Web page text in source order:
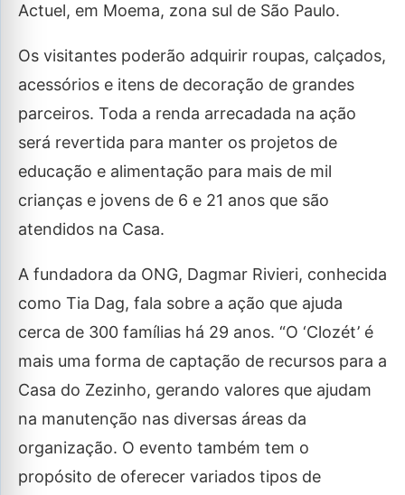
Actuel, em Moema, zona sul de São Paulo.
Os visitantes poderão adquirir roupas, calçados,
acessórios e itens de decoração de grandes
parceiros. Toda a renda arrecadada na ação
será revertida para manter os projetos de
educação e alimentação para mais de mil
crianças e jovens de 6 e 21 anos que são
atendidos na Casa.
A fundadora da ONG, Dagmar Rivieri, conhecida
como Tia Dag, fala sobre a ação que ajuda
cerca de 300 famílias há 29 anos. “O ‘Clozét’ é
mais uma forma de captação de recursos para a
Casa do Zezinho, gerando valores que ajudam
na manutenção nas diversas áreas da
organização. O evento também tem o
propósito de oferecer variados tipos de